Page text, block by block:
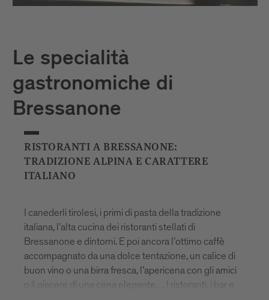
Le specialità
gastronomiche di
Bressanone
RISTORANTI A BRESSANONE:
TRADIZIONE ALPINA E CARATTERE
ITALIANO
I canederli tirolesi, i primi di pasta della tradizione
italiana, l’alta cucina dei ristoranti stellati di
Bressanone e dintorni. E poi ancora l’ottimo caffè
accompagnato da una dolce tentazione, un calice di
buon vino o una birra fresca, l’apericena con gli amici
o il piacere di una cena elegante… I ristoranti, i bar e